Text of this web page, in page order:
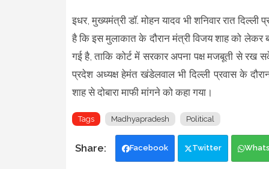
इधर, मुख्यमंत्री डॉ. मोहन यादव भी शनिवार रात दिल्ली
है कि इस मुलाकात के दौरान मंत्री विजय शाह को लेकर
गई है, ताकि कोर्ट में सरकार अपना पक्ष मजबूती से रख
प्रदेश अध्यक्ष हेमंत खंडेलवाल भी दिल्ली प्रवास के
शाह से दोबारा माफी मांगने को कहा गया।
Tags Madhyapradesh Political
Facebook Twitter